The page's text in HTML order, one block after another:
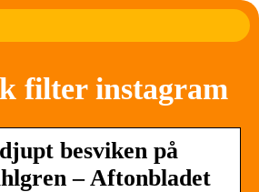
filter instagram
besviken på
– Aftonbladet